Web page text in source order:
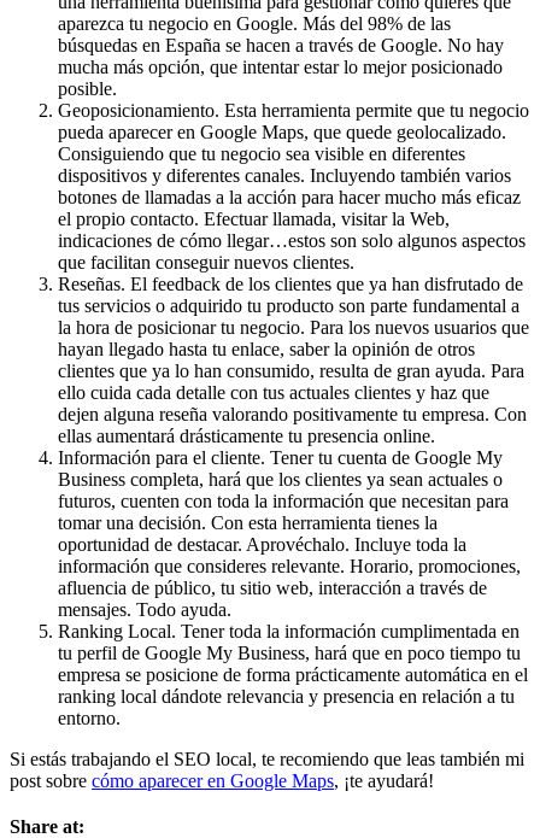
aparezca tu negocio en Google. Más del 98% de las
búsquedas en España se hacen a través de Google. No hay
mucha más opción, que intentar estar lo mejor posicionado
posible.
Geoposicionamiento. Esta herramienta permite que tu negocio
pueda aparecer en Google Maps, que quede geolocalizado.
Consiguiendo que tu negocio sea visible en diferentes
dispositivos y diferentes canales. Incluyendo también varios
botones de llamadas a la acción para hacer mucho más eficaz
el propio contacto. Efectuar llamada, visitar la Web,
indicaciones de cómo llegar…estos son solo algunos aspectos
que facilitan conseguir nuevos clientes.
Reseñas. El feedback de los clientes que ya han disfrutado de
tus servicios o adquirido tu producto son parte fundamental a
la hora de posicionar tu negocio. Para los nuevos usuarios que
hayan llegado hasta tu enlace, saber la opinión de otros
clientes que ya lo han consumido, resulta de gran ayuda. Para
ello cuida cada detalle con tus actuales clientes y haz que
dejen alguna reseña valorando positivamente tu empresa. Con
ellas aumentará drásticamente tu presencia online.
Información para el cliente. Tener tu cuenta de Google My
Business completa, hará que los clientes ya sean actuales o
futuros, cuenten con toda la información que necesitan para
tomar una decisión. Con esta herramienta tienes la
oportunidad de destacar. Aprovéchalo. Incluye toda la
información que consideres relevante. Horario, promociones,
afluencia de público, tu sitio web, interacción a través de
mensajes. Todo ayuda.
Ranking Local. Tener toda la información cumplimentada en
tu perfil de Google My Business, hará que en poco tiempo tu
empresa se posicione de forma prácticamente automática en el
ranking local dándote relevancia y presencia en relación a tu
entorno.
Si estás trabajando el SEO local, te recomiendo que leas también mi
post sobre cómo aparecer en Google Maps, ¡te ayudará!
Share at: